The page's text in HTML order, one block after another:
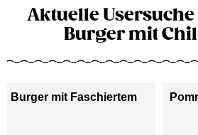
Aktuelle
Burger mit
Burger mit Faschiertem